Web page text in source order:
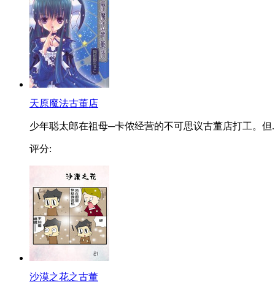
天原魔法古董店
少年聪太郎在祖母─卡侬经营的不可思议古董店打工。但
评分:
沙漠之花之古董